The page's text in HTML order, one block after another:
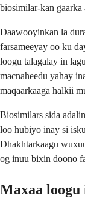
biosimilar-kan gaarka
Daawooyinkan la
farsameeyay oo ku
loogu talagalay in
macnaheedu yahay
maqaarkaaga halkii
Biosimilars sida
loo hubiyo inay si
Dhakhtarkaagu
og inuu bixin doono
Maxaa